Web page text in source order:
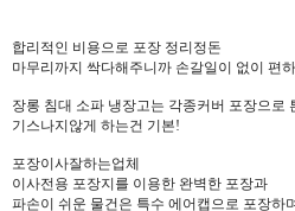
합리적인 비용으로 포장 정리정돈
마무리까지 싹다해주니까 손갈일이 없이 편
장롱 침대 소파 냉장고는 각종커버 포장으로
기스나지않게 하는건 기본!
포장이사잘하는업체
이사전용 포장지를 이용한 완벽한 포장과
파손이 쉬운 물건은 특수 에어캡으로 포장하